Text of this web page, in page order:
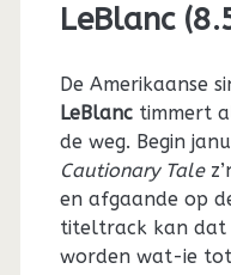
LeBlanc
De Amerikaanse
LeBlanctimmert
de weg. Begin
Cautionary Tale
en afgaande op
titeltrack kan dat
worden wat-ie